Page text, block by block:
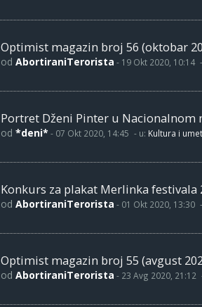
Optimist magazin broj 56 (oktobar
od AbortiraniTerorista - 19 Okt 2020, 10:14
Portret Dženi Pinter u
od *deni* - 07 Okt 2020, 14:45 - u: Kultura i
Konkurs za plakat Merlinka festivala
od AbortiraniTerorista - 01 Okt 2020, 13:30
Optimist magazin broj 55 (avgust
od AbortiraniTerorista - 23 Avg 2020, 21:12